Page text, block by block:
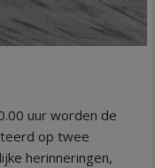
uur worden de
op twee
herinneringen,